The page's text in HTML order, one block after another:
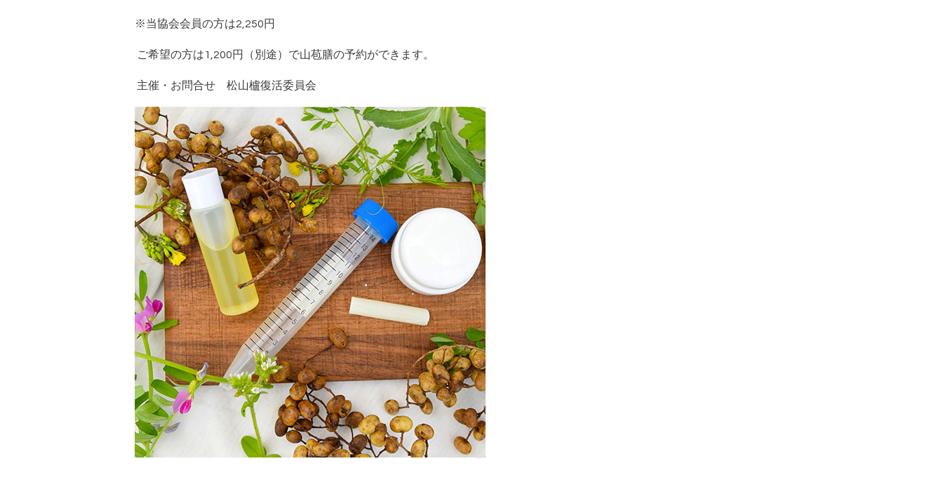
※当協会会員の方は2,250円
ご希望の方は1,200円（別途）で山苞膳の予約ができます。
主催・お問合せ 松山櫨復活委員会